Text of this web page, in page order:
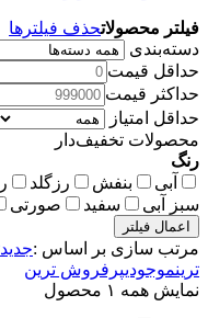
فیلتر محصولاتحذف فیلترها
دسته‌بندی
حداقل قیمت
حداکثر قیمت
حداقل امتیاز
محصولات تخفیف‌دار
رنگ
آبی
بنفش رزگلد
سبز آبی
سفید صورتی
اعمال فیلتر
مرتب سازی بر اساس :
ترینموجودیپرفروش ترین
نمایش همه ۱ محصول